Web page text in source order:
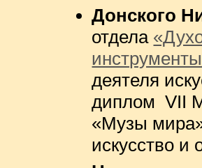
Донского
отдела
деятеля
диплом VII
«Музы
искусство и